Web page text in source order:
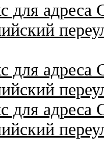
для адреса
для адреса
для адреса